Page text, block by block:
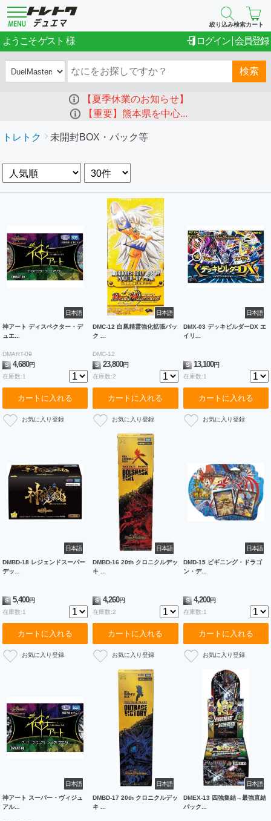
絞り込み検索カート
ようこそゲスト ログイン 会員登録
検索
【夏季休業のお知らせ】
【重要】熊本県を中心...
トレトク 未開封BOX・パック等
日本語
神アート ディスペクター・デ
ュエ...
DMART-09
S
4,680円
在庫数:1
カートに入れる
日本語
DMC-12 白凰精霊強化拡張パッ
ク ...
DMC-12
S
23,800円
在庫数:2
カートに入れる
日本語
DMX-03 デッキビルダーDX エ
イリ...
S 13,100円
在庫数:1
カートに入れる
日本語
DMBD-18 レジェンドスーパー
デッ...
S 5,400円
在庫数:1
カートに入れる
日本語
DMBD-16 20th クロニクルデッ
キ ...
S 4,260円
在庫数:2
カートに入れる
日本語
DMD-15 ビギニング・ドラゴ
ン・デ...
S 4,200円
在庫数:1
カートに入れる
日本語
神アート スーパー・ヴィジュ
アル...
日本語
DMBD-17 20th クロニクルデッ
キ ...
日本語
DMEX-13 四強集結→最強直結
パック...